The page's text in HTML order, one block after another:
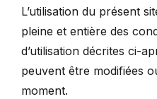
L’utilisation du présent
pleine et entière des
d’utilisation décrites ci-
peuvent être modifiées
moment.